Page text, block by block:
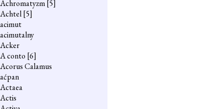
Achromatyzm[5]
Achtel[5]
acimut
acimutalny
Acker
A conto [6]
Acorus Calamus
aćpan
Actaea
Actis